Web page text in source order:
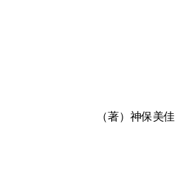
（著）神保美佳